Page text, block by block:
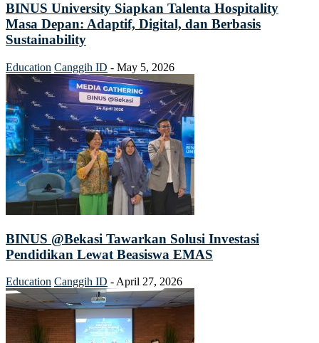
BINUS University Siapkan Talenta Hospitality
Masa Depan: Adaptif, Digital, dan Berbasis
Sustainability
Education Canggih ID - May 5, 2026
BINUS @Bekasi Tawarkan Solusi Investasi
Pendidikan Lewat Beasiswa EMAS
Education Canggih ID - April 27, 2026